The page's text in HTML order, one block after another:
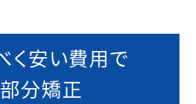
く安い費用で
部分矯正